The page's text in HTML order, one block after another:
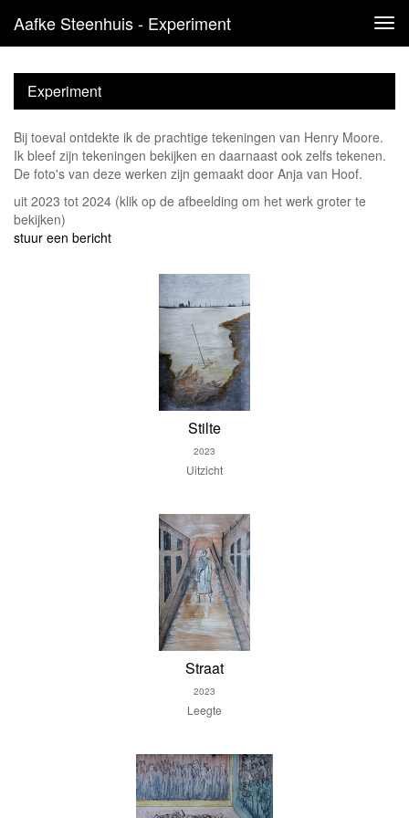
Aafke Steenhuis - Experiment
Experiment
Bij toeval ontdekte ik de prachtige tekeningen van Henry Moore.
Ik bleef zijn tekeningen bekijken en daarnaast ook zelfs tekenen.
De foto's van deze werken zijn gemaakt door Anja van Hoof.
uit 2023 tot 2024 (klik op de afbeelding om het werk groter te
bekijken)
stuur een bericht
Stilte
2023
Uitzicht
Straat
2023
Leegte